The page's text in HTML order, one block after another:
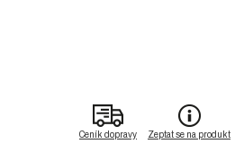
Ceník dopravy Zeptat se na produkt